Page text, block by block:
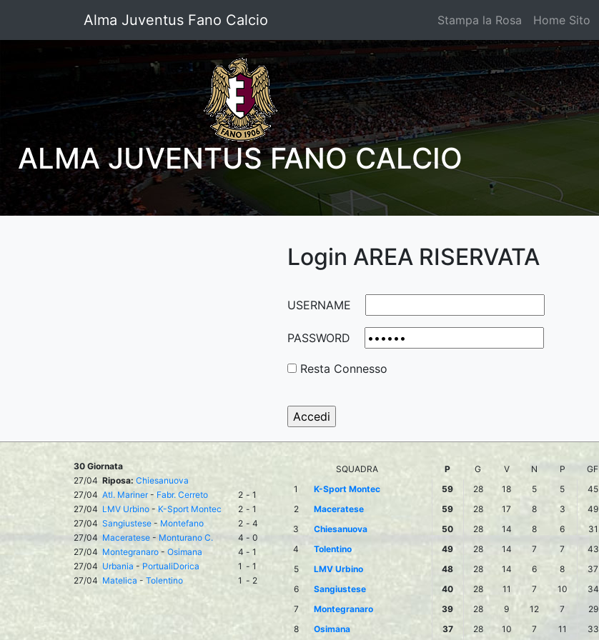
Alma Juventus Fano Calcio Stampa la Rosa Home Sito
ALMA JUVENTUS FANO CALCIO
Login AREA RISERVATA
USERNAME
PASSWORD
Resta Connesso
30 Giornata
27/04 Riposa: Chiesanuova
27/04 Atl. Mariner- Fabr. Cerreto 2 - 1
27/04 LMV Urbino -K-Sport Montec 2 - 1
27/04 Sangiustese - Montefano 2 - 4
27/04 Maceratese - Monturano C. 4 - 0
27/04 Montegranaro - Osimana 4 - 1
27/04 Urbania - PortualiDorica 1 - 1
27/04 Matelica - Tolentino 1 - 2
SQUADRA P G V N P GF
1
K-Sport Montec 59 28 18 5 5 45
2
Maceratese 59 28 17 8 3 49
3
Chiesanuova 50 28 14 8 6 31
4
Tolentino 49 28 14 7 7 43
5
LMV Urbino 48 28 14 6 8 37
6
Sangiustese 40 28 11 7 10 34
7
Montegranaro 39 28 9 12 7 29
8
Osimana 37 28 10 7 11 33